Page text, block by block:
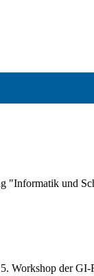
und
Workshop der